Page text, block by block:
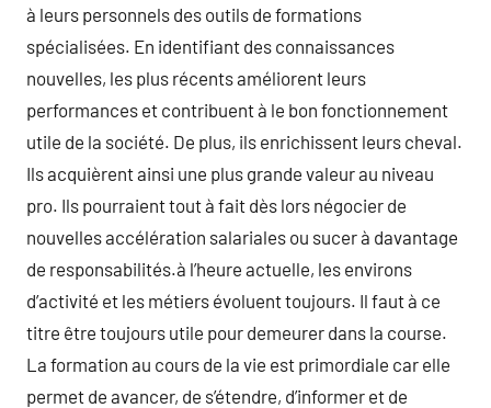
à leurs personnels des outils de formations
spécialisées. En identifiant des connaissances
nouvelles, les plus récents améliorent leurs
performances et contribuent à le bon fonctionnement
utile de la société. De plus, ils enrichissent leurs cheval.
Ils acquièrent ainsi une plus grande valeur au niveau
pro. Ils pourraient tout à fait dès lors négocier de
nouvelles accélération salariales ou sucer à davantage
de responsabilités.à l’heure actuelle, les environs
d’activité et les métiers évoluent toujours. Il faut à ce
titre être toujours utile pour demeurer dans la course.
La formation au cours de la vie est primordiale car elle
permet de avancer, de s’étendre, d’informer et de